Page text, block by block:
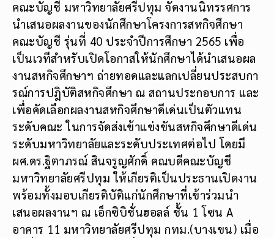
คณะบัญชี มหาวิทยาลัยศรีปทุม จัดงานนิทรรศการ
นำเสนอผลงานของนักศึกษาโครงการสหกิจศึกษา
คณะบัญชี รุ่นที่ 40 ประจำปีการศึกษา 2565 เพื่อ
เป็นเวทีสำหรับเปิดโอกาสให้นักศึกษาได้นำเสนอผล
งานสหกิจศึกษาฯ ถ่ายทอดและแลกเปลี่ยนประสบกา
รณ์การปฎิบัติสหกิจศึกษา ณ สถานประกอบการ และ
เพื่อคัดเลือกผลงานสหกิจศึกษาดีเด่นเป็นตัวแทน
ระดับคณะ ในการจัดส่งเข้าแข่งขันสหกิจศึกษาดีเด่น
ระดับมหาวิทยาลัยและระดับประเทศต่อไป โดยมี
ผศ.ดร.ฐิตาภรณ์ สินจรูญศักดิ์ คณบดีคณะบัญชี
มหาวิทยาลัยศรีปทุม ให้เกียรติเป็นประธานเปิดงาน
พร้อมทั้งมอบเกียรติบัติแก่นักศึกษาที่เข้าร่วมนำ
เสนอผลงานฯ ณ เอ็กซิบิชั่นฮอลล์ ชั้น 1 โซน A
อาคาร 11 มหาวิทยาลัยศรีปทุม กทม.(บางเขน) เมื่อ